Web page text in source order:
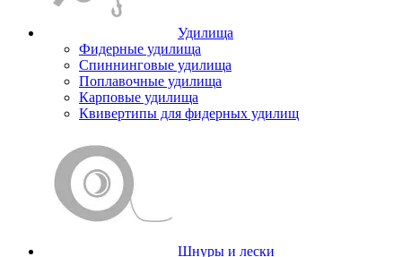
Удилища
Фидерные удилища
Спиннинговые удилища
Поплавочные удилища
Карповые удилища
Квивертипы для фидерных удилищ
Шнуры и лески